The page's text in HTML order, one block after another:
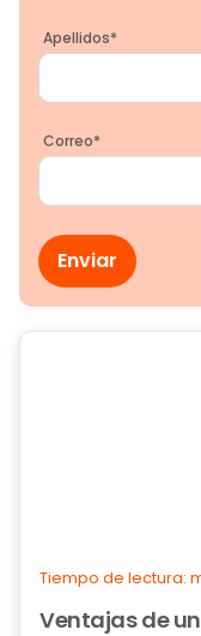
Apellidos*
Correo*
Tiempo de lectura:
Ventajas de un